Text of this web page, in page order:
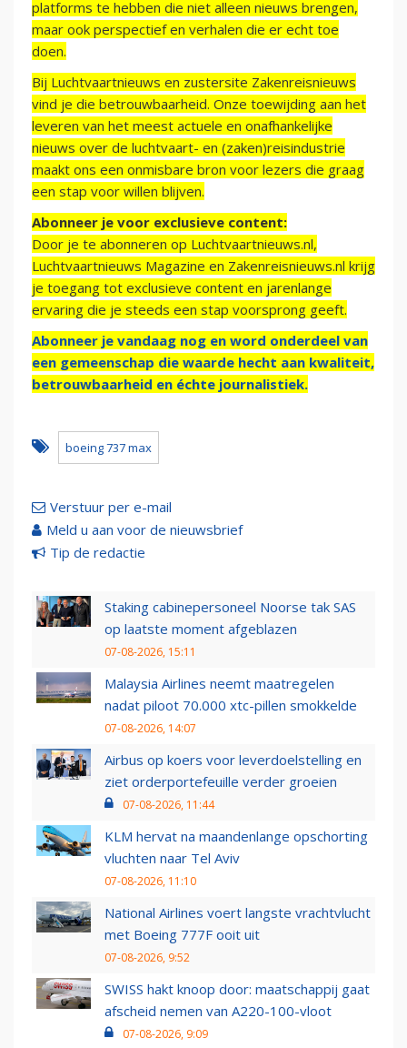
platforms te hebben die niet alleen nieuws brengen,
maar ook perspectief en verhalen die er echt toe
doen.
Bij Luchtvaartnieuws en zustersite Zakenreisnieuws
vind je die betrouwbaarheid. Onze toewijding aan het
leveren van het meest actuele en onafhankelijke
nieuws over de luchtvaart- en (zaken)reisindustrie
maakt ons een onmisbare bron voor lezers die graag
een stap voor willen blijven.
Abonneer je voor exclusieve content:
Door je te abonneren op Luchtvaartnieuws.nl,
Luchtvaartnieuws Magazine en Zakenreisnieuws.nl krijg
je toegang tot exclusieve content en jarenlange
ervaring die je steeds een stap voorsprong geeft.
Abonneer je vandaag nog en word onderdeel van
een gemeenschap die waarde hecht aan kwaliteit,
betrouwbaarheid en échte journalistiek.
boeing 737 max
Verstuur per e-mail
Meld u aan voor de nieuwsbrief
Tip de redactie
Staking cabinepersoneel Noorse tak SAS
op laatste moment afgeblazen
07-08-2026, 15:11
Malaysia Airlines neemt maatregelen
nadat piloot 70.000 xtc-pillen smokkelde
07-08-2026, 14:07
Airbus op koers voor leverdoelstelling en
ziet orderportefeuille verder groeien
07-08-2026, 11:44
KLM hervat na maandenlange opschorting
vluchten naar Tel Aviv
07-08-2026, 11:10
National Airlines voert langste vrachtvlucht
met Boeing 777F ooit uit
07-08-2026, 9:52
SWISS hakt knoop door: maatschappij gaat
afscheid nemen van A220-100-vloot
07-08-2026, 9:09